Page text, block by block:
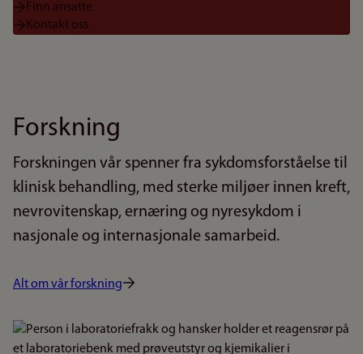
Finn ansatte
Kontakt oss
Forskning
Forskningen vår spenner fra sykdomsforståelse til
klinisk behandling, med sterke miljøer innen kreft,
nevrovitenskap, ernæring og nyresykdom i
nasjonale og internasjonale samarbeid.
Alt om vår forskning
Bilde